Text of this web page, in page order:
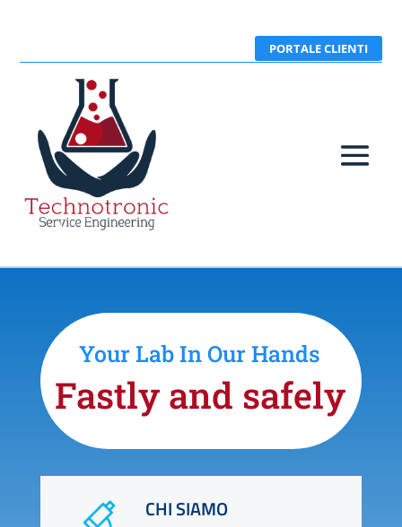
PORTALE CLIENTI
Your Lab In Our Hands
Fastly and safely
CHI SIAMO